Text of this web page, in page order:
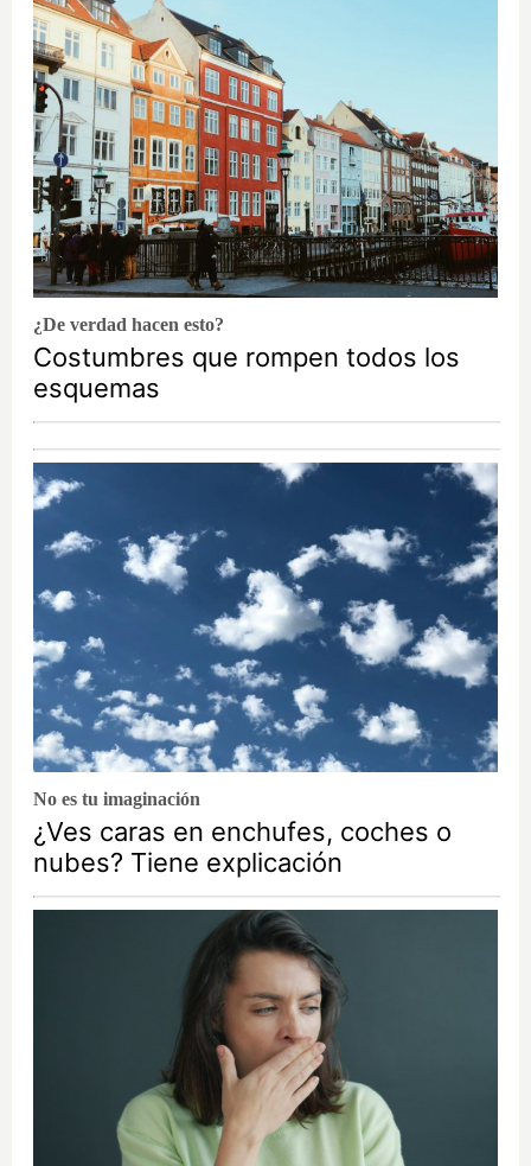
¿De verdad hacen esto?
Costumbres que rompen todos los
esquemas
No es tu imaginación
¿Ves caras en enchufes, coches o
nubes? Tiene explicación